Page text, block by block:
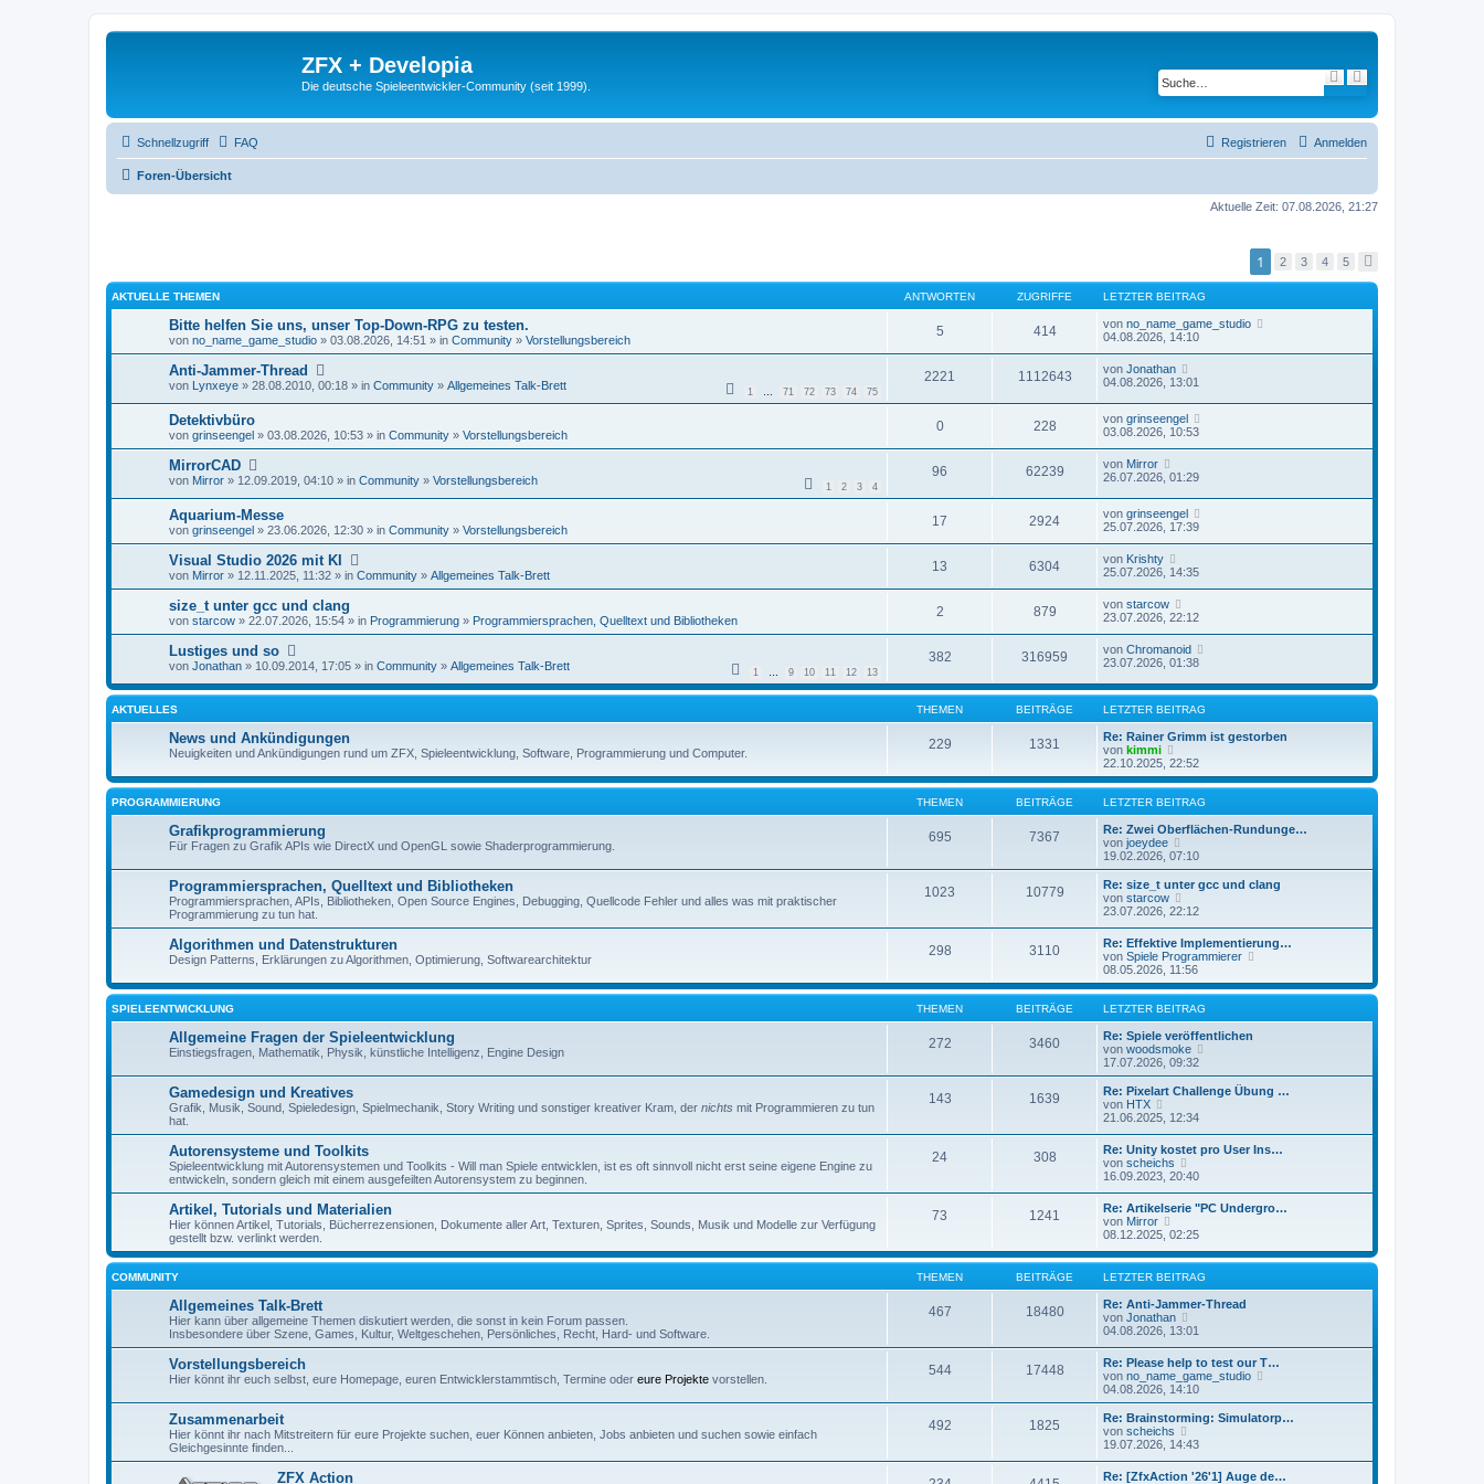
ZFX + Developia
Die deutsche Spieleentwickler-Community (seit 1999).
u
r
e
t
e
S
e
Schnellzugriff FAQ Anmelden
Registrieren
Foren-Übersicht
Aktuelle Zeit: 07.08.2026, 21:27
1 2 3 4 5
AKTUELLE THEMEN ANTWORTEN ZUGRIFFE LETZTER BEITRAG
Bitte helfen Sie uns, unser Top-Down-RPG zu testen.
von no_name_game_studio » 03.08.2026, 14:51 » in Community » Vorstellungsbereich
5 414 von no_name_game_studio
04.08.2026, 14:10
Anti-Jammer-Thread
1 71 72 73 74 75
von Lynxeye » 28.08.2010, 00:18 » in Community » Allgemeines Talk-Brett
2221 1112643 von Jonathan
04.08.2026, 13:01
Detektivbüro
von grinseengel » 03.08.2026, 10:53 » in Community » Vorstellungsbereich
0 228 von grinseengel
03.08.2026, 10:53
MirrorCAD
1 2 3 4
von Mirror » 12.09.2019, 04:10 » in Community » Vorstellungsbereich
96 62239 von Mirror
26.07.2026, 01:29
Aquarium-Messe
von grinseengel » 23.06.2026, 12:30 » in Community » Vorstellungsbereich
17 2924 von grinseengel
25.07.2026, 17:39
Visual Studio 2026 mit KI
von Mirror » 12.11.2025, 11:32 » in Community » Allgemeines Talk-Brett
13 6304 von Krishty
25.07.2026, 14:35
size_t unter gcc und clang
von starcow » 22.07.2026, 15:54 » in Programmierung » Programmiersprachen, Quelltext und Bibliotheken
2 879 von starcow
23.07.2026, 22:12
Lustiges und so
1 9 10 11 12 13
von Jonathan » 10.09.2014, 17:05 » in Community » Allgemeines Talk-Brett
382 316959 von Chromanoid
23.07.2026, 01:38
AKTUELLES THEMEN BEITRÄGE LETZTER BEITRAG
News und Ankündigungen
Neuigkeiten und Ankündigungen rund um ZFX, Spieleentwicklung, Software, Programmierung und Computer.
229 1331
Re: Rainer Grimm ist gestorben
von kimmi
e
u
e
s
t
e
r
B
e
i
t
r
g
22.10.2025, 22:52
PROGRAMMIERUNG THEMEN BEITRÄGE LETZTER BEITRAG
Grafikprogrammierung
Für Fragen zu Grafik APIs wie DirectX und OpenGL sowie Shaderprogrammierung.
695 7367
Re: Zwei Oberflächen-Rundunge…
von joeydee
e
u
e
t
r
B
e
i
t
r
a
g
19.02.2026, 07:10
Programmiersprachen, Quelltext und Bibliotheken
Programmiersprachen, APIs, Bibliotheken, Open Source Engines, Debugging, Quellcode Fehler und alles was mit praktischer
Programmierung zu tun hat.
1023 10779
Re: size_t unter gcc und clang
von starcow
e
s
t
e
r
B
e
i
t
r
a
g
23.07.2026, 22:12
Algorithmen und Datenstrukturen
Design Patterns, Erklärungen zu Algorithmen, Optimierung, Softwarearchitektur
298 3110
Re: Effektive Implementierung…
von Spiele Programmierer
u
e
t
e
i
g
08.05.2026, 11:56
SPIELEENTWICKLUNG THEMEN BEITRÄGE LETZTER BEITRAG
Allgemeine Fragen der Spieleentwicklung
Einstiegsfragen, Mathematik, Physik, künstliche Intelligenz, Engine Design
272 3460
Re: Spiele veröffentlichen
von woodsmoke
u
e
r
B
t
r
17.07.2026, 09:32
Gamedesign und Kreatives
Grafik, Musik, Sound, Spieledesign, Spielmechanik, Story Writing und sonstiger kreativer Kram, der nichts mit Programmieren zu tun
hat.
143 1639
Re: Pixelart Challenge Übung …
von HTX
e
s
t
e
r
B
e
t
r
a
g
21.06.2025, 12:34
Autorensysteme und Toolkits
Spieleentwicklung mit Autorensystemen und Toolkits - Will man Spiele entwicklen, ist es oft sinnvoll nicht erst seine eigene Engine zu
entwickeln, sondern gleich mit einem ausgefeilten Autorensystem zu beginnen.
24 308
Re: Unity kostet pro User Ins…
von scheichs
e
e
s
t
e
r
B
e
i
t
a
g
16.09.2023, 20:40
Artikel, Tutorials und Materialien
Hier können Artikel, Tutorials, Bücherrezensionen, Dokumente aller Art, Texturen, Sprites, Sounds, Musik und Modelle zur Verfügung
gestellt bzw. verlinkt werden.
73 1241
Re: Artikelserie "PC Undergro…
von Mirror
e
e
s
e
r
B
e
i
t
r
a
g
08.12.2025, 02:25
COMMUNITY THEMEN BEITRÄGE LETZTER BEITRAG
Allgemeines Talk-Brett
Hier kann über allgemeine Themen diskutiert werden, die sonst in kein Forum passen.
Insbesondere über Szene, Games, Kultur, Weltgeschehen, Persönliches, Recht, Hard- und Software.
467 18480
Re: Anti-Jammer-Thread
von Jonathan
e
s
t
e
r
B
i
t
r
04.08.2026, 13:01
Vorstellungsbereich
Hier könnt ihr euch selbst, eure Homepage, euren Entwicklerstammtisch, Termine oder eure Projekte vorstellen.
544 17448
Re: Please help to test our T…
von no_name_game_studio
u
e
r
B
04.08.2026, 14:10
Zusammenarbeit
Hier könnt ihr nach Mitstreitern für eure Projekte suchen, euer Können anbieten, Jobs anbieten und suchen sowie einfach
Gleichgesinnte finden...
492 1825
Re: Brainstorming: Simulatorp…
von scheichs
e
e
19.07.2026, 14:43
ZFX Action
Re: [ZfxAction '26'1] Auge de…